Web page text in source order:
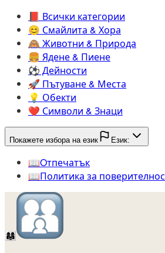
📕️ Всички категории
😊️ Смайлита & Хора
🙈️ Животни & Природа
🍔️ Ядене & Пиене
⚽️ Дейности
🚀️ Пътуване & Места
💡️ Обекти
❤️ Символи & Знаци
Покажете избора на език Език:
📖️Oтпечатък
📖️Политика за
👩‍👩‍👧